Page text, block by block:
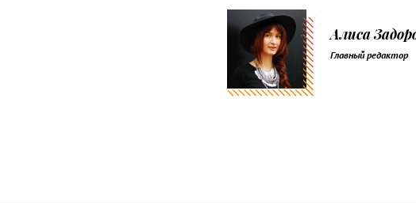
Алиса
Главный редактор